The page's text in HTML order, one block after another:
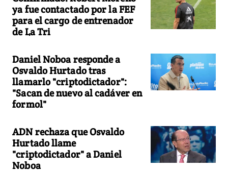
ya fue contactado por la FEF
para el cargo de entrenador
de La Tri
Daniel Noboa responde a
Osvaldo Hurtado tras
llamarlo "criptodictador":
"Sacan de nuevo al cadáver en
formol"
ADN rechaza que Osvaldo
Hurtado llame
"criptodictador" a Daniel
Noboa